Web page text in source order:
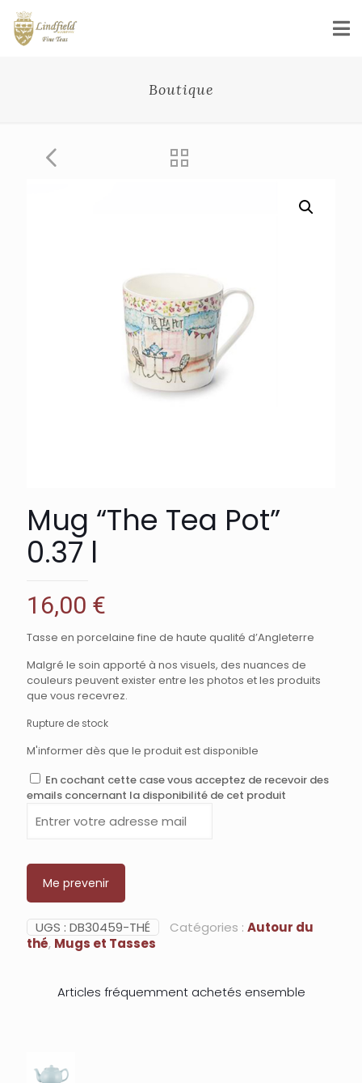
Boutique
Mug “The Tea Pot”
0.37 l
16,00 €
Tasse en porcelaine fine de haute qualité d’Angleterre
Malgré le soin apporté à nos visuels, des nuances de
couleurs peuvent exister entre les photos et les produits
que vous recevrez.
Rupture de stock
M'informer dès que le produit est disponible
En cochant cette case vous acceptez de recevoir des
emails concernant la disponibilité de cet produit
your
to
join
the
waitlist
for
this
Me prevenir
UGS : DB30459-THÉ Catégories : Autour du
thé, Mugs et Tasses
Articles fréquemment achetés ensemble